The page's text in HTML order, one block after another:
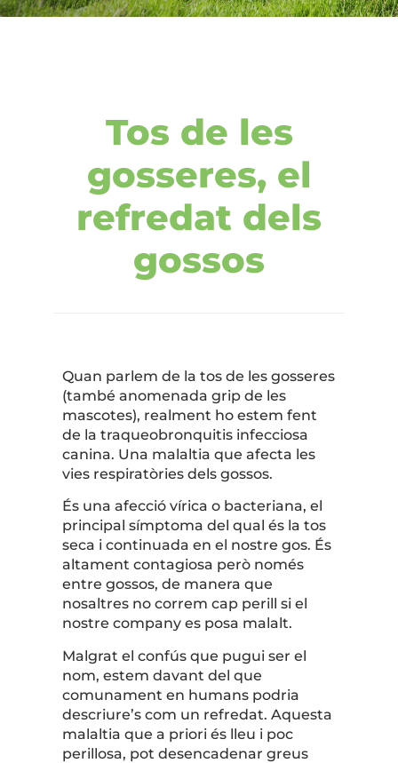
Tos de les
gosseres, el
refredat dels
gossos
Quan parlem de la tos de les gosseres
(també anomenada grip de les
mascotes), realment ho estem fent
de la traqueobronquitis infecciosa
canina. Una malaltia que afecta les
vies respiratòries dels gossos.
És una afecció vírica o bacteriana, el
principal símptoma del qual és la tos
seca i continuada en el nostre gos. És
altament contagiosa però només
entre gossos, de manera que
nosaltres no correm cap perill si el
nostre company es posa malalt.
Malgrat el confús que pugui ser el
nom, estem davant del que
comunament en humans podria
descriure’s com un refredat. Aquesta
malaltia que a priori és lleu i poc
perillosa, pot desencadenar greus